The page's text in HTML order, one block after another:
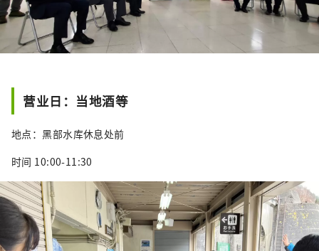
营业日：当地酒等
地点：黑部水库休息处前
时间 10:00-11:30